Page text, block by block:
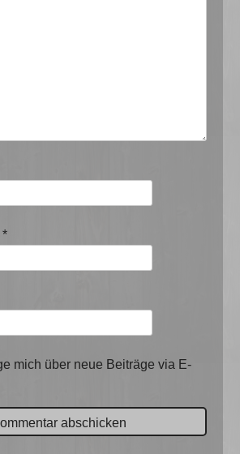
*
mich über neue Beiträge via E-